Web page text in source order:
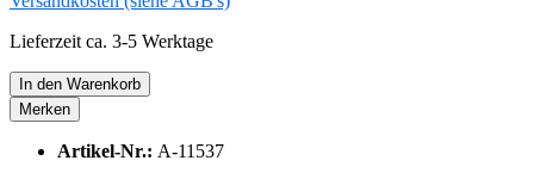
Lieferzeit ca. 3-5 Werktage
In den Warenkorb
Merken
Artikel-Nr.: A-11537